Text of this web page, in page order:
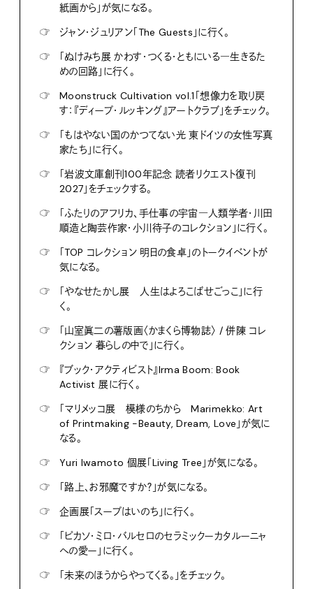
紙画から」が気になる。
☞
ジャン・ジュリアン「The Guests」に行く。
☞
「ぬけみち展 かわす・つくる・ともにいる―生きるた
めの回路」に行く。
☞
Moonstruck Cultivation vol.1「想像力を取り戻
す：『ディープ・ルッキング』アートクラブ」をチェック。
☞
「もはやない国のかつてない光 東ドイツの女性写真
家たち」に行く。
☞
「岩波文庫創刊100年記念 読者リクエスト復刊
2027」をチェックする。
☞
「ふたりのアフリカ、手仕事の宇宙―人類学者・川田
順造と陶芸作家・小川待子のコレクション」に行く。
☞
「TOP コレクション 明日の食卓」のトークイベントが
気になる。
☞
「やなせたかし展 人生はよろこばせごっこ」に行
く。
☞
「山室眞二の薯版画〈かまくら博物誌〉 / 併陳 コレ
クション 暮らしの中で」に行く。
☞
『ブック・アクティビスト』Irma Boom: Book
Activist 展に行く。
☞
「マリメッコ展 模様のちから Marimekko: Art
of Printmaking -Beauty, Dream, Love」が気に
なる。
☞
Yuri Iwamoto 個展「Living Tree」が気になる。
☞
「路上、お邪魔ですか？」が気になる。
☞
企画展「スープはいのち」に行く。
☞
「ピカソ・ミロ・バルセロのセラミックーカタルーニャ
への愛ー」に行く。
☞
「未来のほうからやってくる。」をチェック。